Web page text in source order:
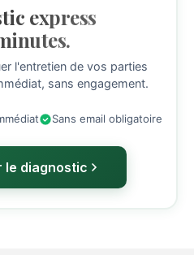
express
l'entretien de vos parties
sans engagement.
Sans email obligatoire
le diagnostic